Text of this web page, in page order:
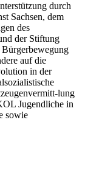
durch
Sachsen, dem
des
der Stiftung
Bürgerbewegung
auf die
in der
lung
Jugendliche in
sowie